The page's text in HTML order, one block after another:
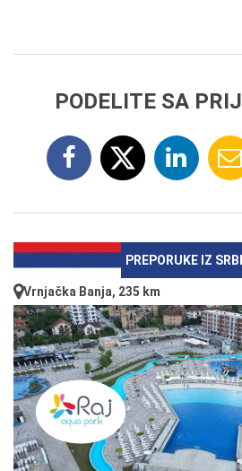
PODELITE SA
PREPORUKE IZ
Vrnjačka Banja, 235 km